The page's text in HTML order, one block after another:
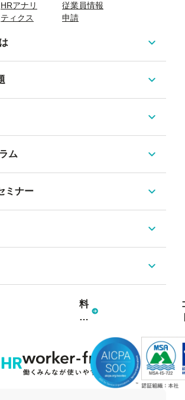
HRアナリ
ティクス
従業員情報
申請
ム
ミナー
料
金
ン